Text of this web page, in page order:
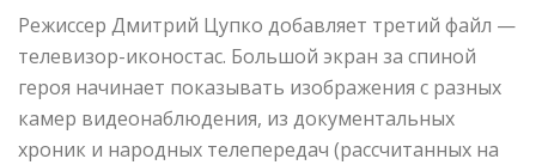
Режиссер Дмитрий Цупко добавляет третий файл —
телевизор-иконостас. Большой экран за спиной
героя начинает показывать изображения с разных
камер видеонаблюдения, из документальных
хроник и народных телепередач (рассчитанных на